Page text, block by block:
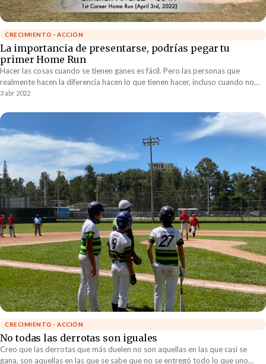
CRECIMIENTO · ACCIÓN
La importancia de presentarse, podrías pegar tu
primer Home Run
Hacer las cosas cuando se tienen ganes es fácil. Pero las personas que
realmente hacen la diferencia hacen lo que tienen hacer, incluso cuando no
tienen las ganas de hacerlo. La valentía de decir “presente” incluso cuando es
3 abr 2022
CRECIMIENTO · ACCIÓN
No todas las derrotas son iguales
Creo que las derrotas que más duelen no son aquellas en las que casi se
gana, son aquellas en las que se sabe que no se entregó todo lo que uno